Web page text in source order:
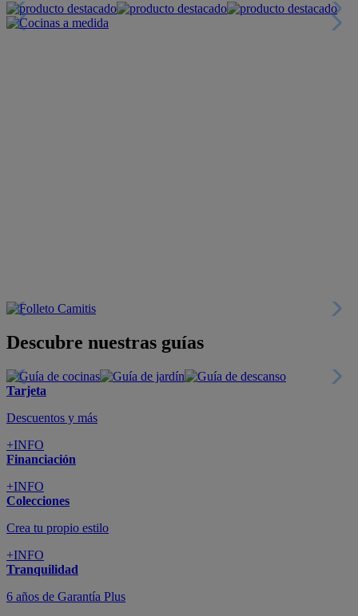
Descubre nuestras guías
Tarjeta
Descuentos y más
+INFO
Financiación
+INFO
Colecciones
Crea tu propio estilo
+INFO
Tranquilidad
6 años de Garantía Plus